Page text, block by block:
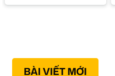
BÀI VIẾT MỚI